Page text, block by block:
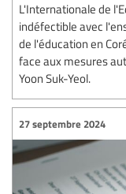
L'Internationale de
indéfectible avec
de l'éducation en
face aux mesures
Yoon Suk-Yeol.
27 septembre 2024